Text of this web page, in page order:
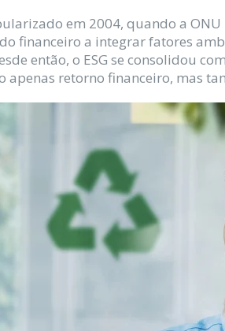
em 2004, quando a
financeiro a integrar fatores
então, o ESG se consolidou
apenas retorno financeiro, mas